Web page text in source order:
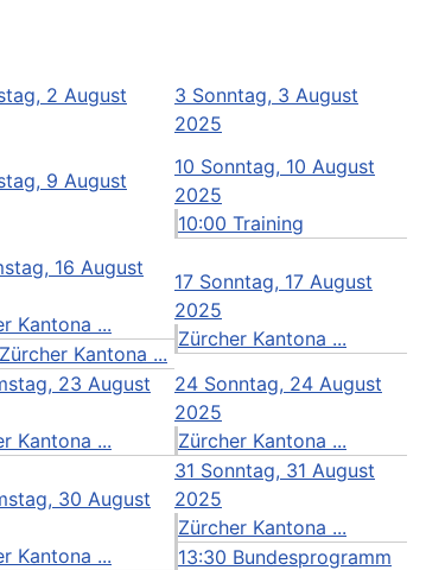
2 August
3 Sonntag, 3 August
2025
9 August
10 Sonntag, 10 August
2025
10:00 Training
16 August
Kantona ...
Kantona ...
17 Sonntag, 17 August
2025
Zürcher Kantona ...
23 August
Kantona ...
24 Sonntag, 24 August
2025
Zürcher Kantona ...
30 August
Kantona ...
31 Sonntag, 31 August
2025
Zürcher Kantona ...
13:30 Bundesprogramm